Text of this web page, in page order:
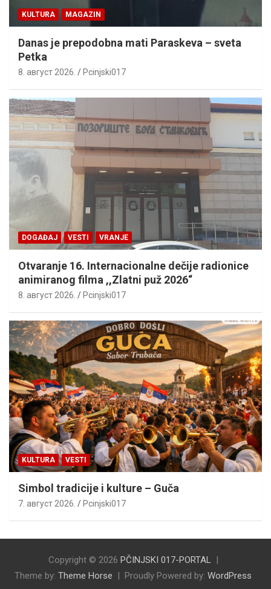
KULTURA MAGAZIN
Danas je prepodobna mati Paraskeva – sveta
Petka
8. август 2026. Pcinjski017
DOGAĐAJ VESTI VRANJE
Otvaranje 16. Internacionalne dečije radionice
animiranog filma ,,Zlatni puž 2026“
8. август 2026. Pcinjski017
KULTURA VESTI
Simbol tradicije i kulture – Guča
7. август 2026. Pcinjski017
Copyright © 2026 PČINJSKI 017-PORTAL
Theme by: Theme Horse Proudly Powered by: WordPress